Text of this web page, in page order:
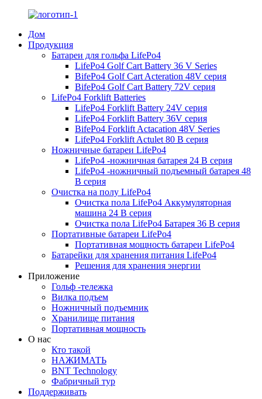
Дом
Продукция
Батареи для гольфа LifePo4
LifePo4 Golf Cart Battery 36 V Series
BifePo4 Golf Cart Acteration 48V серия
BifePo4 Golf Cart Battery 72V серия
LifePo4 Forklift Batteries
LifePo4 Forklift Battery 24V серия
LifePo4 Forklift Battery 36V серия
BifePo4 Forklift Actacation 48V Series
LifePo4 Forklift Actulet 80 В серия
Ножничные батареи LifePo4
LifePo4 -ножничная батарея 24 В серия
LifePo4 -ножничный подъемный батарея 48
В серия
Очистка на полу LifePo4
Очистка пола LifePo4 Аккумуляторная
машина 24 В серия
Очистка пола LifePo4 Батарея 36 В серия
Портативные батареи LifePo4
Портативная мощность батареи LifePo4
Батарейки для хранения питания LifePo4
Решения для хранения энергии
Приложение
Гольф -тележка
Вилка подъем
Ножничный подъемник
Хранилище питания
Портативная мощность
О нас
Кто такой
НАЖИМАТЬ
BNT Technology
Фабричный тур
Поддерживать